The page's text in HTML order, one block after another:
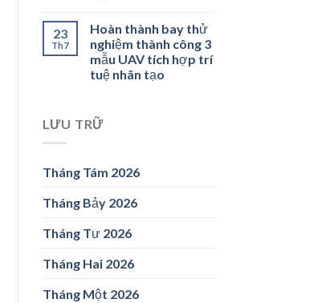
23
Th7
Hoàn thành bay thử
nghiệm thành công 3
mẫu UAV tích hợp trí
tuệ nhân tạo
LƯU TRỮ
Tháng Tám 2026
Tháng Bảy 2026
Tháng Tư 2026
Tháng Hai 2026
Tháng Một 2026